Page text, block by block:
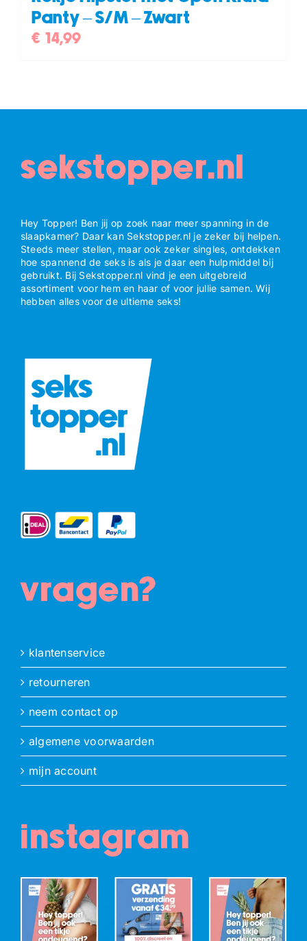
Panty – S/M – Zwart
€ 14,99
sekstopper.nl
Hey Topper! Ben jij op zoek naar meer spanning in de
slaapkamer? Daar kan Sekstopper.nl je zeker bij helpen.
Steeds meer stellen, maar ook zeker singles, ontdekken
hoe spannend de seks is als je daar een hulpmiddel bij
gebruikt. Bij Sekstopper.nl vind je een uitgebreid
assortiment voor hem en haar of voor jullie samen. Wij
hebben alles voor de ultieme seks!
vragen?
klantenservice
retourneren
neem contact op
algemene voorwaarden
mijn account
instagram